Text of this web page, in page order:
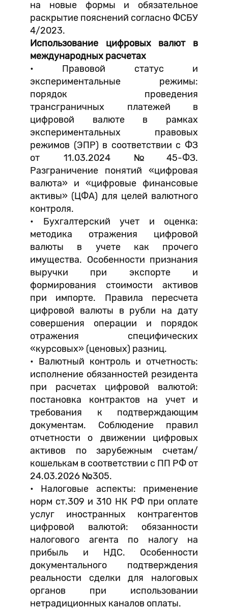
на новые формы и обязательное
раскрытие пояснений согласно ФСБУ
4/2023.
Использование цифровых валют в
международных расчетах
• Правовой статус и
экспериментальные режимы:
порядок проведения
трансграничных платежей в
цифровой валюте в рамках
экспериментальных правовых
режимов (ЭПР) в соответствии с ФЗ
от 11.03.2024 №45-ФЗ.
Разграничение понятий «цифровая
валюта» и «цифровые финансовые
активы» (ЦФА) для целей валютного
контроля.
• Бухгалтерский учет и оценка:
методика отражения цифровой
валюты в учете как прочего
имущества. Особенности признания
выручки при экспорте и
формирования стоимости активов
при импорте. Правила пересчета
цифровой валюты в рубли на дату
совершения операции и порядок
отражения специфических
«курсовых» (ценовых) разниц.
• Валютный контроль и отчетность:
исполнение обязанностей резидента
при расчетах цифровой валютой:
постановка контрактов на учет и
требования к подтверждающим
документам. Соблюдение правил
отчетности о движении цифровых
активов по зарубежным счетам/
кошелькам в соответствии с ПП РФ от
24.03.2026 №305.
• Налоговые аспекты: применение
норм ст.309 и 310 НК РФ при оплате
услуг иностранных контрагентов
цифровой валютой: обязанности
налогового агента по налогу на
прибыль и НДС. Особенности
документального подтверждения
реальности сделки для налоговых
органов при использовании
нетрадиционных каналов оплаты.